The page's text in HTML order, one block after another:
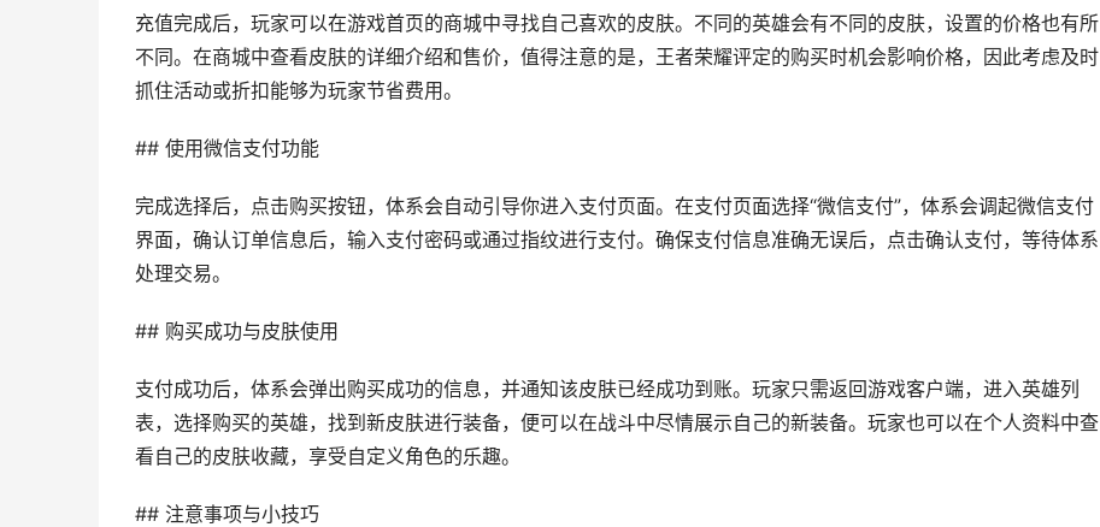
充值完成后，玩家可以在游戏首页的商城中寻找自己喜欢的皮肤。不同的英雄会有不同的皮肤，设置的价格也有所
不同。在商城中查看皮肤的详细介绍和售价，值得注意的是，王者荣耀评定的购买时机会影响价格，因此考虑及时
抓住活动或折扣能够为玩家节省费用。
## 使用微信支付功能
完成选择后，点击购买按钮，体系会自动引导你进入支付页面。在支付页面选择“微信支付”，体系会调起微信支付
界面，确认订单信息后，输入支付密码或通过指纹进行支付。确保支付信息准确无误后，点击确认支付，等待体系
处理交易。
## 购买成功与皮肤使用
支付成功后，体系会弹出购买成功的信息，并通知该皮肤已经成功到账。玩家只需返回游戏客户端，进入英雄列
表，选择购买的英雄，找到新皮肤进行装备，便可以在战斗中尽情展示自己的新装备。玩家也可以在个人资料中查
看自己的皮肤收藏，享受自定义角色的乐趣。
## 注意事项与小技巧